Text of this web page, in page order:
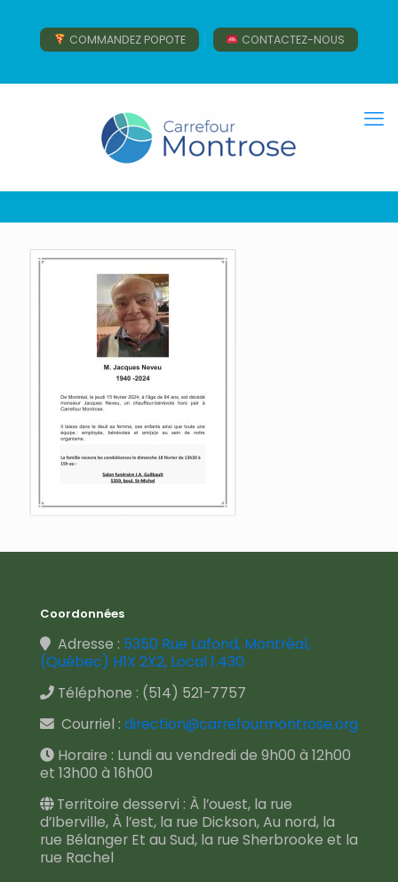
COMMANDEZ POPOTE CONTACTEZ-NOUS
Coordonnées
Adresse : 5350 Rue Lafond, Montréal,
(Québec) H1X 2X2, Local 1.430
Téléphone : (514) 521-7757
Courriel : direction@carrefourmontrose.org
Horaire : Lundi au vendredi de 9h00 à 12h00
et 13h00 à 16h00
Territoire desservi : À l’ouest, la rue
d’Iberville, À l’est, la rue Dickson, Au nord, la
rue Bélanger Et au Sud, la rue Sherbrooke et la
rue Rachel